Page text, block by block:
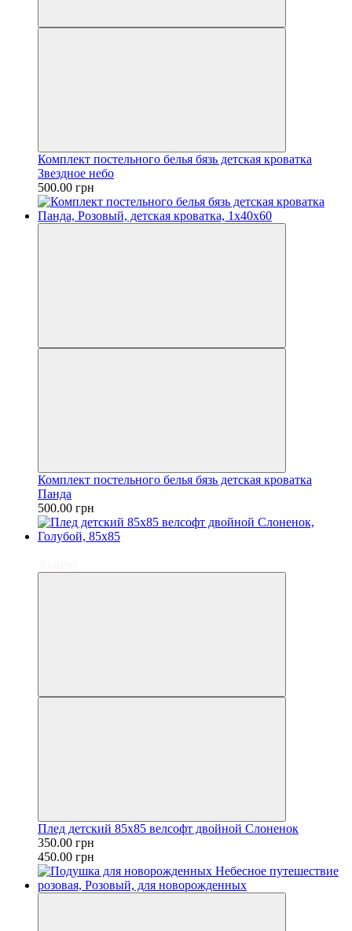
Комплект постельного белья бязь детская кроватка
Звездное небо
500.00 грн
Комплект постельного белья бязь детская кроватка
Панда
500.00 грн
Плед детский 85х85 велсофт двойной Слоненок
350.00 грн
450.00 грн